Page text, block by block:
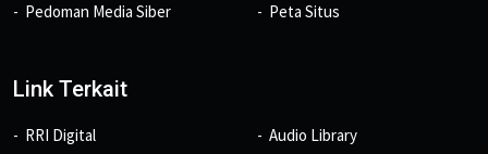
Pedoman Media Siber
Peta Situs
Link Terkait
RRI Digital
Audio Library